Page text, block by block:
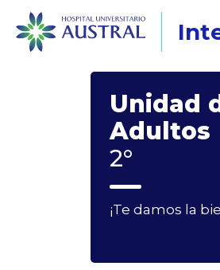
Unidad
Adultos
2°
¡Te damos la